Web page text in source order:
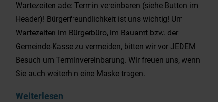
Wartezeiten ade: Termin vereinbaren (siehe Button im
Header)! Bürgerfreundlichkeit ist uns wichtig! Um
Wartezeiten im Bürgerbüro, im Bauamt bzw. der
Gemeinde-Kasse zu vermeiden, bitten wir vor JEDEM
Besuch um Terminvereinbarung. Wir freuen uns, wenn
Sie auch weiterhin eine Maske tragen.
Weiterlesen